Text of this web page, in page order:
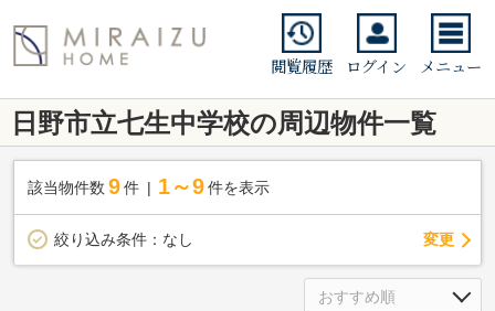
閲覧履歴 ログイン メニュー
日野市立七生中学校の周辺物件一覧
該当物件数 9件 1～9 件を表示
絞り込み条件： なし 変更